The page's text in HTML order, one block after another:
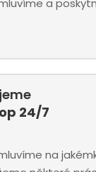
a
24/7
na